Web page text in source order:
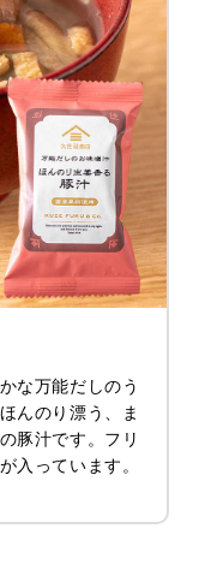
な万能だしのう
んのり漂う、ま
豚汁です。フリ
入っています。